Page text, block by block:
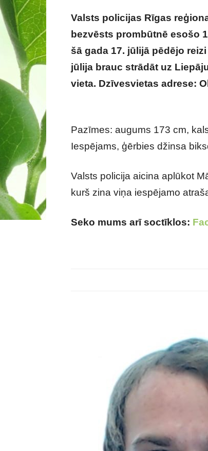
Valsts policijas Rīgas
bezvēsts prombūtnē esošo
šā gada 17. jūlijā pēdējo
jūlija brauc strādāt uz
vieta. Dzīvesvietas adrese:
Pazīmes: augums 173 cm,
Iespējams, ģērbies džinsa
Valsts policija aicina aplūkot
kurš zina viņa iespējamo
Seko mums arī soctīklos: